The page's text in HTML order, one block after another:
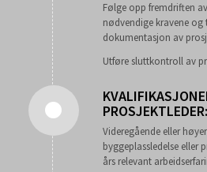
Følge opp fremdriften
nødvendige kravene
dokumentasjon av
Utføre sluttkontroll av
PROSJEKTLEDER:
Videregående eller
byggeplassledelse eller
års relevant